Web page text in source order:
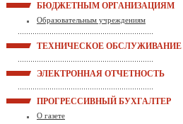
БЮДЖЕТНЫМ ОРГАНИЗАЦИЯМ
Образовательным учреждениям
ТЕХНИЧЕСКОЕ ОБСЛУЖИВАНИЕ
ЭЛЕКТРОННАЯ ОТЧЕТНОСТЬ
ПРОГРЕССИВНЫЙ БУХГАЛТЕР
О газете